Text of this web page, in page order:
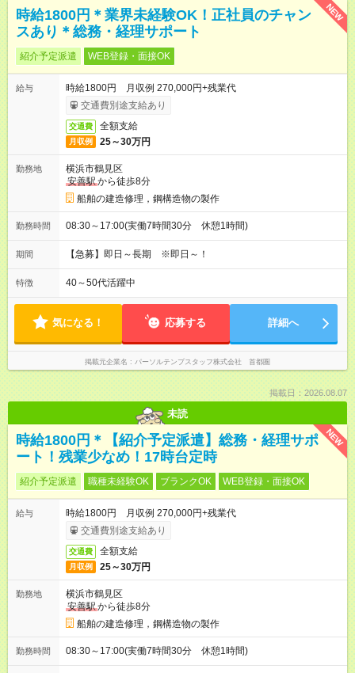
NEW
時給1800円＊業界未経験OK！正社員のチャン
スあり＊総務・経理サポート
紹介予定派遣 WEB登録・面接OK
給与
時給1800円 月収例 270,000円+残業代
交通費別途支給あり
交通費 全額支給
月収例 25～30万円
勤務地
横浜市鶴見区
安善駅から徒歩8分
船舶の建造修理，鋼構造物の製作
勤務時間 08:30～17:00(実働7時間30分 休憩1時間)
期間 【急募】即日～長期 ※即日～！
特徴 40～50代活躍中
気になる！ 応募する 詳細へ
掲載元企業名 パーソルテンプスタッフ株式会社 首都圏
掲載日：2026.08.07
未読
NEW
時給1800円＊【紹介予定派遣】総務・経理サポ
ート！残業少なめ！17時台定時
紹介予定派遣 職種未経験OK ブランクOK WEB登録・面接OK
給与
時給1800円 月収例 270,000円+残業代
交通費別途支給あり
交通費 全額支給
月収例 25～30万円
勤務地
横浜市鶴見区
安善駅から徒歩8分
船舶の建造修理，鋼構造物の製作
勤務時間 08:30～17:00(実働7時間30分 休憩1時間)